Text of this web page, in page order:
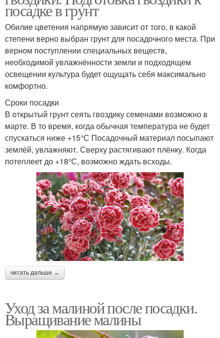
посадке в грунт
Обилие цветения напрямую зависит от того, в какой
степени верно выбран грунт для посадочного места. При
верном поступлении специальных веществ,
необходимой увлажнённости земли и подходящем
освещении культура будет ощущать себя максимально
комфортно.
Сроки посадки
В открытый грунт сеять гвоздику семенами возможно в
марте. В то время, когда обычная температура не будет
спускаться ниже +15°С Посадочный материал посыпают
землёй, увлажняют. Сверху растягивают плёнку. Когда
потеплеет до +18°С, возможно ждать всходы.
читать дальше →
Уход за малиной после посадки.
Выращивание малины